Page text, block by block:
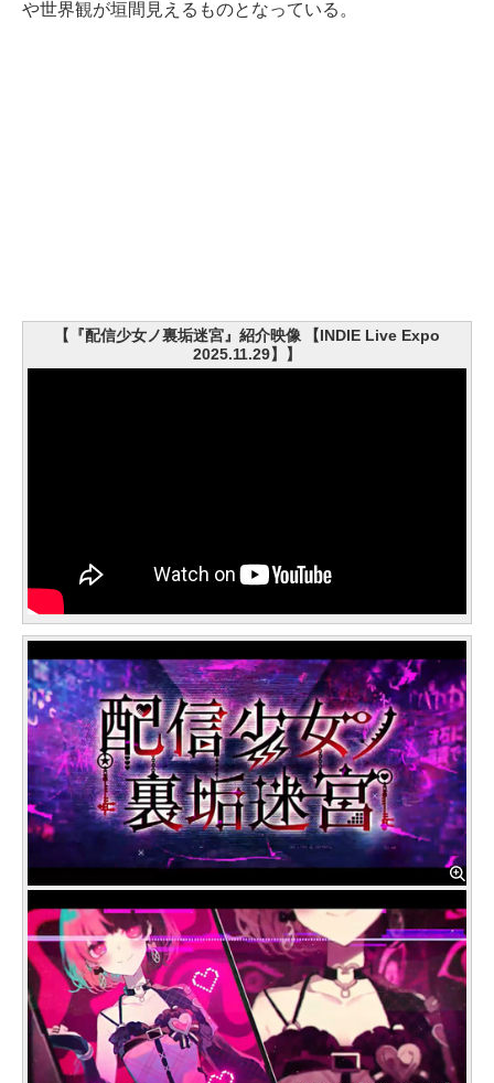
や世界観が垣間見えるものとなっている。
【『配信少女ノ裏垢迷宮』紹介映像 【INDIE Live Expo
2025.11.29】】